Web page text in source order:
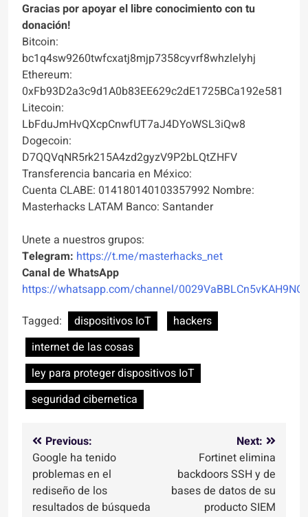
Gracias por apoyar el libre conocimiento con tu
donación!
Bitcoin:
bc1q4sw9260twfcxatj8mjp7358cyvrf8whzlelyhj
Ethereum:
0xFb93D2a3c9d1A0b83EE629c2dE1725BCa192e581
Litecoin:
LbFduJmHvQXcpCnwfUT7aJ4DYoWSL3iQw8
Dogecoin:
D7QQVqNR5rk215A4zd2gyzV9P2bLQtZHFV
Transferencia bancaria en México:
Cuenta CLABE: 014180140103357992 Nombre:
Masterhacks LATAM Banco: Santander
Unete a nuestros grupos:
Telegram: https://t.me/masterhacks_net
Canal de WhatsApp
https://whatsapp.com/channel/
Tagged:
dispositivos IoT
hackers
internet de las cosas
ley para proteger dispositivos IoT
seguridad cibernetica
Navegación
de
entradas
Previous:
Google ha tenido
problemas en el
rediseño de los
resultados de búsqueda
Next:
Fortinet elimina
backdoors SSH y de
bases de datos de su
producto SIEM